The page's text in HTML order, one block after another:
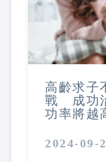
高齡求子
戰 成功
功率將越
2024-09-